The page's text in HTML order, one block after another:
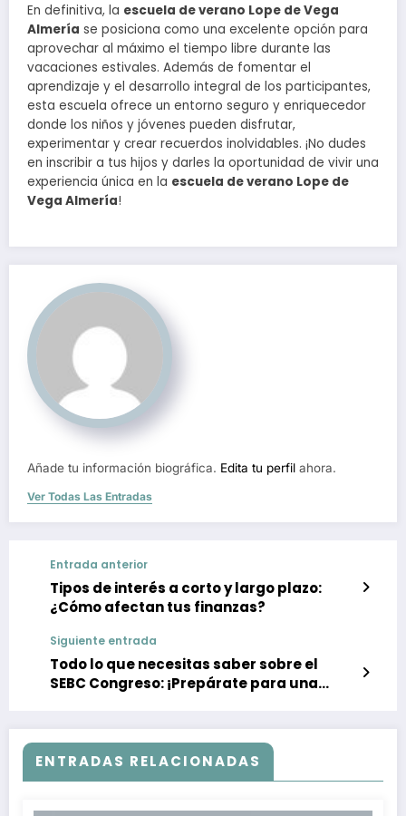
En definitiva, la escuela de verano Lope de Vega
Almería se posiciona como una excelente opción para
aprovechar al máximo el tiempo libre durante las
vacaciones estivales. Además de fomentar el
aprendizaje y el desarrollo integral de los participantes,
esta escuela ofrece un entorno seguro y enriquecedor
donde los niños y jóvenes pueden disfrutar,
experimentar y crear recuerdos inolvidables. ¡No dudes
en inscribir a tus hijos y darles la oportunidad de vivir una
experiencia única en la escuela de verano Lope de
Vega Almería!
Añade tu información biográfica. Edita tu perfil ahora.
Ver Todas Las Entradas
Entrada anterior
Tipos de interés a corto y largo plazo:
¿Cómo afectan tus finanzas?
Siguiente entrada
Todo lo que necesitas saber sobre el
SEBC Congreso: ¡Prepárate para una
ENTRADAS RELACIONADAS